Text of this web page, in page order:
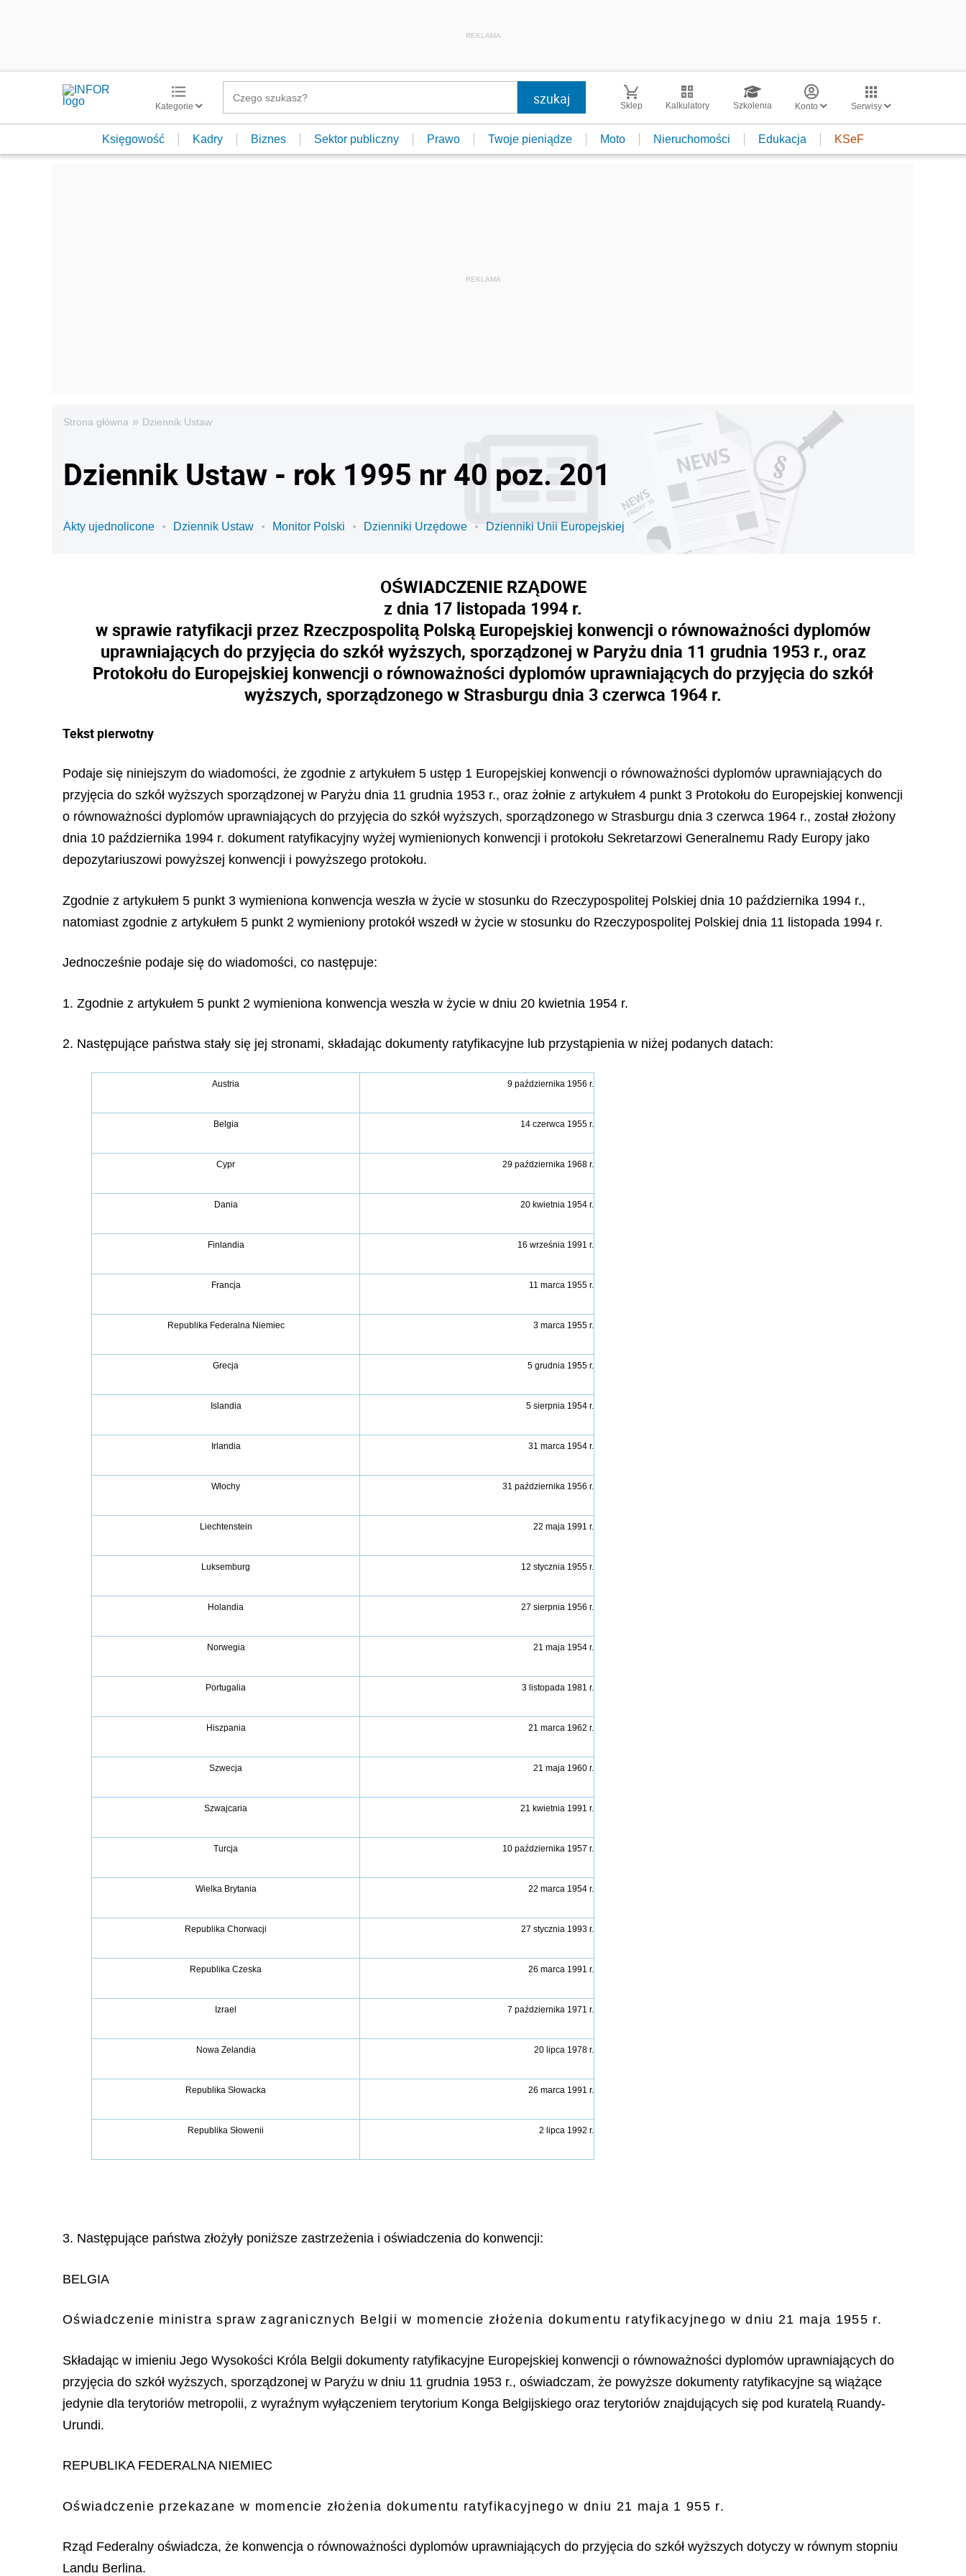
REKLAMA
Kategorie Sklep Kalkulatory Szkolenia Konto Serwisy
Księgowość Kadry Biznes Sektor publiczny Prawo Twoje pieniądze Moto Nieruchomości Edukacja KSeF
Strona główna » Dziennik Ustaw
Dziennik Ustaw - rok 1995 nr 40 poz. 201
Akty ujednolicone Dziennik Ustaw Monitor Polski Dzienniki Urzędowe Dzienniki Unii Europejskiej
OŚWIADCZENIE RZĄDOWE
z dnia 17 listopada 1994 r.
w sprawie ratyfikacji przez Rzeczpospolitą Polską Europejskiej konwencji o równoważności dyplomów
uprawniających do przyjęcia do szkół wyższych, sporządzonej w Paryżu dnia 11 grudnia 1953 r., oraz
Protokołu do Europejskiej konwencji o równoważności dyplomów uprawniających do przyjęcia do szkół
wyższych, sporządzonego w Strasburgu dnia 3 czerwca 1964 r.
Tekst pierwotny
Podaje się niniejszym do wiadomości, że zgodnie z artykułem 5 ustęp 1 Europejskiej konwencji o równoważności dyplomów uprawniających do
przyjęcia do szkół wyższych sporządzonej w Paryżu dnia 11 grudnia 1953 r., oraz żołnie z artykułem 4 punkt 3 Protokołu do Europejskiej konwencji
o równoważności dyplomów uprawniających do przyjęcia do szkół wyższych, sporządzonego w Strasburgu dnia 3 czerwca 1964 r., został złożony
dnia 10 października 1994 r. dokument ratyfikacyjny wyżej wymienionych konwencji i protokołu Sekretarzowi Generalnemu Rady Europy jako
depozytariuszowi powyższej konwencji i powyższego protokołu.
Zgodnie z artykułem 5 punkt 3 wymieniona konwencja weszła w życie w stosunku do Rzeczypospolitej Polskiej dnia 10 października 1994 r.,
natomiast zgodnie z artykułem 5 punkt 2 wymieniony protokół wszedł w życie w stosunku do Rzeczypospolitej Polskiej dnia 11 listopada 1994 r.
Jednocześnie podaje się do wiadomości, co następuje:
1. Zgodnie z artykułem 5 punkt 2 wymieniona konwencja weszła w życie w dniu 20 kwietnia 1954 r.
2. Następujące państwa stały się jej stronami, składając dokumenty ratyfikacyjne lub przystąpienia w niżej podanych datach:
Austria 9 października 1956 r.
Belgia 14 czerwca 1955 r.
Cypr 29 października 1968 r.
Dania 20 kwietnia 1954 r.
Finlandia 16 września 1991 r.
Francja 11 marca 1955 r.
Republika Federalna Niemiec 3 marca 1955 r.
Grecja 5 grudnia 1955 r.
Islandia 5 sierpnia 1954 r.
Irlandia 31 marca 1954 r.
Włochy 31 października 1956 r.
Liechtenstein 22 maja 1991 r.
Luksemburg 12 stycznia 1955 r.
Holandia 27 sierpnia 1956 r.
Norwegia 21 maja 1954 r.
Portugalia 3 listopada 1981 r.
Hiszpania 21 marca 1962 r.
Szwecja 21 maja 1960 r.
Szwajcaria 21 kwietnia 1991 r.
Turcja 10 października 1957 r.
Wielka Brytania 22 marca 1954 r.
Republika Chorwacji 27 stycznia 1993 r.
Republika Czeska 26 marca 1991 r.
Izrael 7 października 1971 r.
Nowa Zelandia 20 lipca 1978 r.
Republika Słowacka 26 marca 1991 r.
Republika Słowenii 2 lipca 1992 r.
3. Następujące państwa złożyły poniższe zastrzeżenia i oświadczenia do konwencji:
BELGIA
Oświadczenie ministra spraw zagranicznych Belgii w momencie złożenia dokumentu ratyfikacyjnego w dniu 21 maja 1955 r.
Składając w imieniu Jego Wysokości Króla Belgii dokumenty ratyfikacyjne Europejskiej konwencji o równoważności dyplomów uprawniających do
przyjęcia do szkół wyższych, sporządzonej w Paryżu w dniu 11 grudnia 1953 r., oświadczam, że powyższe dokumenty ratyfikacyjne są wiążące
jedynie dla terytoriów metropolii, z wyraźnym wyłączeniem terytorium Konga Belgijskiego oraz terytoriów znajdujących się pod kuratelą Ruandy-
Urundi.
REPUBLIKA FEDERALNA NIEMIEC
Oświadczenie przekazane w momencie złożenia dokumentu ratyfikacyjnego w dniu 21 maja 1 955 r.
Rząd Federalny oświadcza, że konwencja o równoważności dyplomów uprawniających do przyjęcia do szkół wyższych dotyczy w równym stopniu
Landu Berlina.